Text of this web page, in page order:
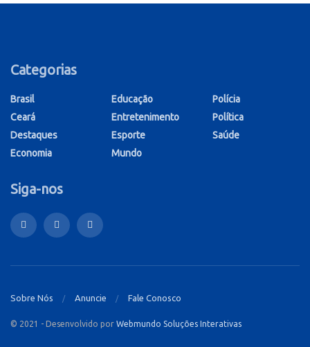
Categorias
Brasil
Ceará
Destaques
Economia
Educação
Entretenimento
Esporte
Mundo
Polícia
Política
Saúde
Siga-nos
Sobre Nós Anuncie Fale Conosco
© 2021 - Desenvolvido por Webmundo Soluções Interativas